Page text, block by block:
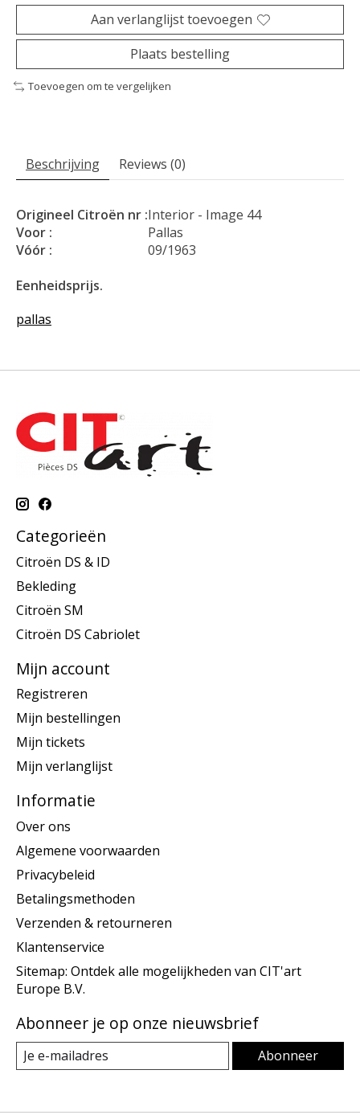
Aan verlanglijst toevoegen
Plaats bestelling
Toevoegen om te vergelijken
Beschrijving Reviews (0)
Origineel Citroën nr :Interior - Image 44
Voor :
Pallas
Vóór :
09/1963
Eenheidsprijs.
pallas
Categorieën
Citroën DS & ID
Bekleding
Citroën SM
Citroën DS Cabriolet
Mijn account
Registreren
Mijn bestellingen
Mijn tickets
Mijn verlanglijst
Informatie
Over ons
Algemene voorwaarden
Privacybeleid
Betalingsmethoden
Verzenden & retourneren
Klantenservice
Sitemap: Ontdek alle mogelijkheden van CIT'art
Europe B.V.
Abonneer je op onze nieuwsbrief
Abonneer